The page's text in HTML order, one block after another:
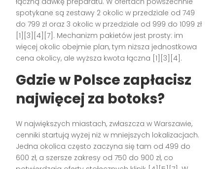
spotykane są zestawy 2 okolic w przedziale od 749
do 799 zł oraz 3 okolic w przedziale od 999 do 1099 zł
[1][3][4][7]. Mechanizm pakietów jest prosty: im
więcej okolic obejmie plan, tym niższa jednostkowa
cena okolicy, ale wyższa kwota łączna [1][3][4].
Gdzie w Polsce zapłacisz
najwięcej za botoks?
W największych miastach, zwłaszcza w Warszawie,
cenniki startują wyżej niż w mniejszych lokalizacjach.
Jedna okolica często zaczyna się tam od 499 do
600 zł, a szersze zakresy od 750 do 900 zł, co